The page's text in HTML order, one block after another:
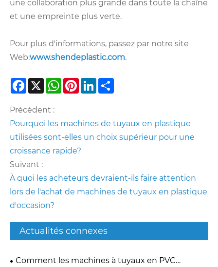
une collaboration plus grande dans toute la chaîne
et une empreinte plus verte.
Pour plus d'informations, passez par notre site
Web:www.shendeplastic.com.
Facebook
X WhatsApp
PinterestLinkedIn
Précédent :
Pourquoi les machines de tuyaux en plastique
utilisées sont-elles un choix supérieur pour une
croissance rapide?
Suivant :
À quoi les acheteurs devraient-ils faire attention
lors de l'achat de machines de tuyaux en plastique
d'occasion?
Actualités connexes
Comment les machines à tuyaux en PVC